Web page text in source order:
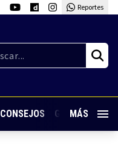
Reportes
CONSEJOS GUARDIA
MÁS